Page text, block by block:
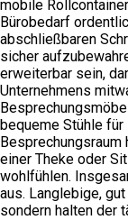
mobile
Bürobedarf
abschließbaren
sicher
erweiterbar sein,
Unternehmens
bequeme Stühle
einer Theke oder
wohlfühlen.
aus. Langlebige,
sondern halten der